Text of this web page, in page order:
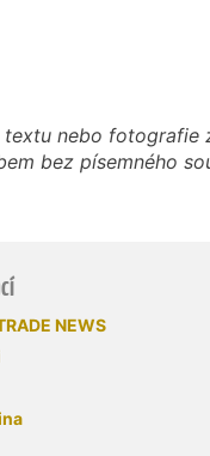
nebo fotografie
bez písemného
NEWS